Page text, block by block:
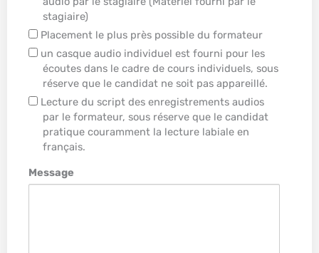
stagiaire)
Placement le plus près possible du formateur
un casque audio individuel est fourni pour les
écoutes dans le cadre de cours individuels, sous
réserve que le candidat ne soit pas appareillé.
Lecture du script des enregistrements audios
par le formateur, sous réserve que le candidat
pratique couramment la lecture labiale en
français.
Message